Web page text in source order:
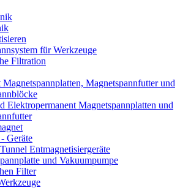
für Werkzeuge
Filtration
Magnetspannplatten, Magnetspannfutter und
Elektropermanent Magnetspannplatten und
Geräte
Entmagnetisiergeräte
und Vakuumpumpe
Filter